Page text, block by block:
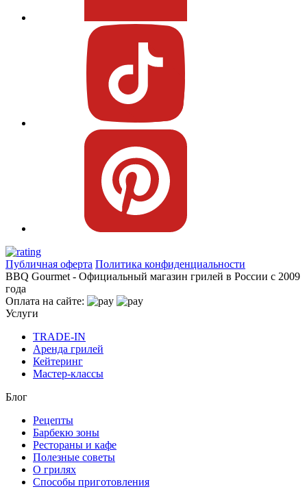
Публичная оферта Политика конфиденциальности
BBQ Gourmet - Официальный магазин грилей в России с 2009
года
Оплата на сайте:
Услуги
TRADE-IN
Аренда грилей
Кейтеринг
Мастер-классы
Блог
Рецепты
Барбекю зоны
Рестораны и кафе
Полезные советы
О грилях
Способы приготовления